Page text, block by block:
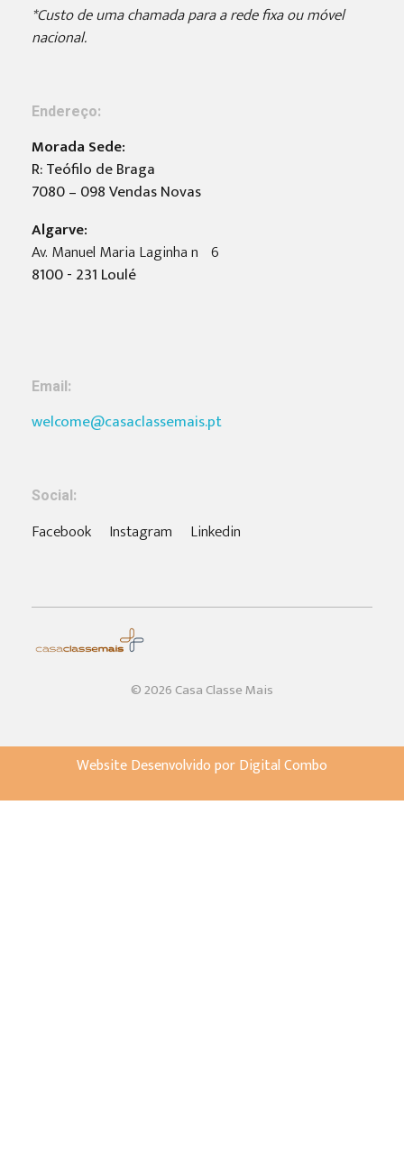
*Custo de uma chamada para a rede fixa ou móvel
nacional.
Endereço:
Morada Sede:
R: Teófilo de Braga
7080 – 098 Vendas Novas
Algarve:
Av. Manuel Maria Laginha nº6
8100 - 231 Loulé
Email:
welcome@casaclassemais.pt
Social:
Facebook Instagram Linkedin
© 2026 Casa Classe Mais
Website Desenvolvido por Digital Combo